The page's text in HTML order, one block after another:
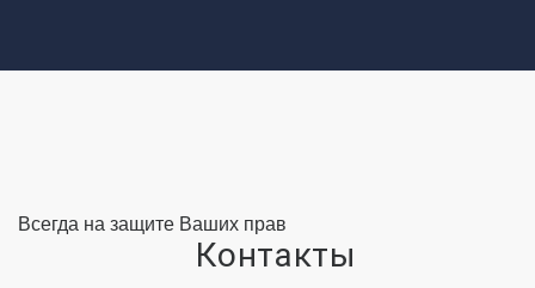
Всегда на защите Ваших прав
Контакты